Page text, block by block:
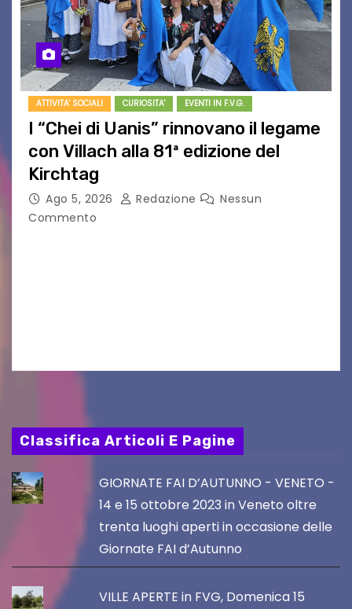
ATTIVITA' SOCIALI CURIOSITA' EVENTI IN F.V.G.
I “Chei di Uanis” rinnovano il legame
con Villach alla 81ª edizione del
Kirchtag
Ago 5, 2026 Redazione
Nessun
Commento
Classifica Articoli E Pagine
GIORNATE FAI D’AUTUNNO - VENETO -
14 e 15 ottobre 2023 in Veneto oltre
trenta luoghi aperti in occasione delle
Giornate FAI d’Autunno
VILLE APERTE in FVG, Domenica 15